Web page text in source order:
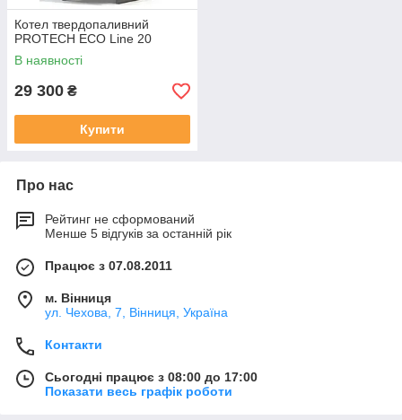
Котел твердопаливний
PROTECH ECO Line 20
В наявності
29 300 ₴
Купити
Про нас
Рейтинг не сформований
Менше 5 відгуків за останній рік
Працює з 07.08.2011
м. Вінниця
ул. Чехова, 7, Вінниця, Україна
Контакти
Сьогодні працює з 08:00 до 17:00
Показати весь графік роботи